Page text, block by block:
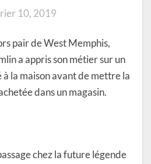
10, 2019
pair de West Memphis,
a appris son métier sur un
la maison avant de mettre la
dans un magasin.
chez la future légende